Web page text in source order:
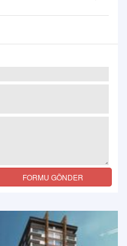
FORMU GÖNDER